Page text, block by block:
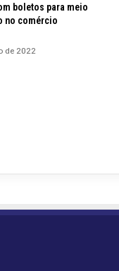
boletos para meio
no comércio
de 2022